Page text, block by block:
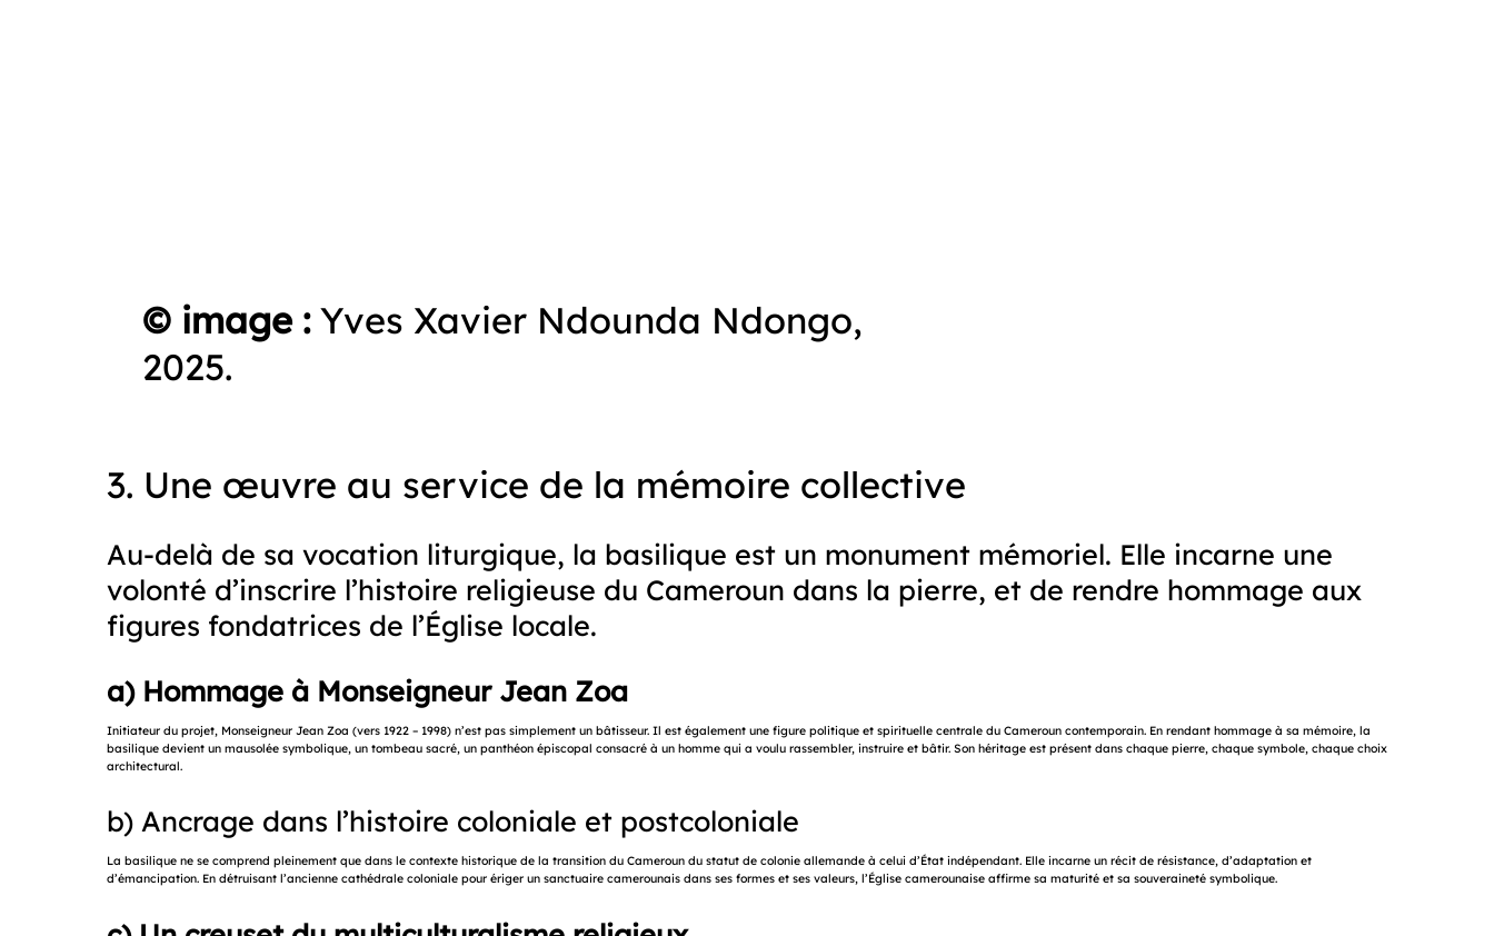
© image :Yves Xavier Ndounda Ndongo,
2025.
3. Une œuvre au service de la mémoire collective
Au-delà de sa vocation liturgique, la basilique est un monument mémoriel. Elle incarne une
volonté d’inscrire l’histoire religieuse du Cameroun dans la pierre, et de rendre hommage aux
figures fondatrices de l’Église locale.
a) Hommage à Monseigneur Jean Zoa
Initiateur du projet, Monseigneur Jean Zoa (vers 1922 – 1998) n’est pas simplement un bâtisseur. Il est également une figure politique et spirituelle centrale du Cameroun contemporain. En rendant hommage à sa mémoire, la
basilique devient un mausolée symbolique, un tombeau sacré, un panthéon épiscopal consacré à un homme qui a voulu rassembler, instruire et bâtir. Son héritage est présent dans chaque pierre, chaque symbole, chaque choix
architectural.
b) Ancrage dans l’histoire coloniale et postcoloniale
La basilique ne se comprend pleinement que dans le contexte historique de la transition du Cameroun du statut de colonie allemande à celui d’État indépendant. Elle incarne un récit de résistance, d’adaptation et
d’émancipation. En détruisant l’ancienne cathédrale coloniale pour ériger un sanctuaire camerounais dans ses formes et ses valeurs, l’Église camerounaise affirme sa maturité et sa souveraineté symbolique.